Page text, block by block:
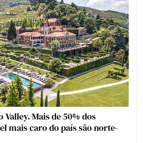
Valley. Mais de 50% dos
mais caro do país são norte-